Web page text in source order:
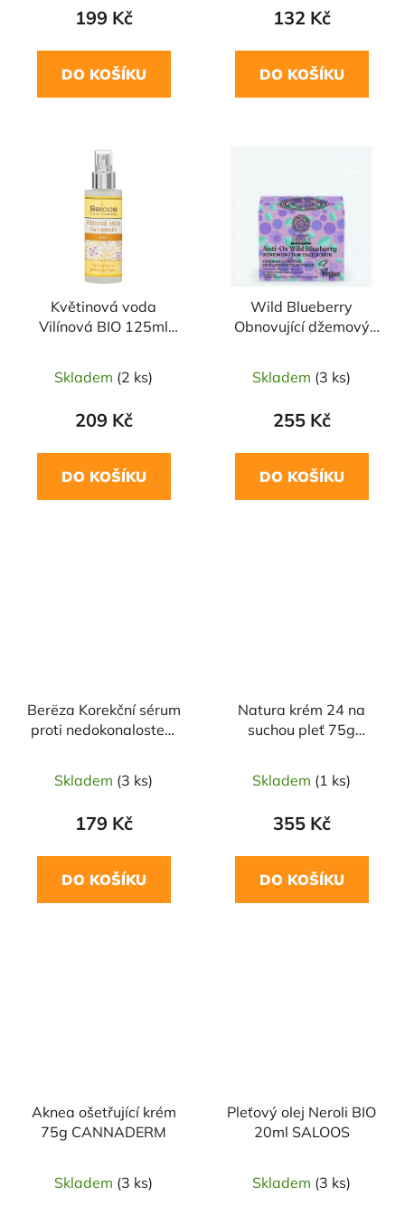
199 Kč
DO KOŠÍKU
132 Kč
DO KOŠÍKU
Květinová voda
Vilínová BIO 125ml
Skladem (2 ks)
209 Kč
DO KOŠÍKU
Wild Blueberry
Obnovující džemový
Skladem (3 ks)
255 Kč
DO KOŠÍKU
Berёza Korekční sérum
proti nedokonalostem
Skladem (3 ks)
179 Kč
DO KOŠÍKU
Natura krém 24 na
suchou pleť 75g
Skladem (1 ks)
355 Kč
DO KOŠÍKU
Aknea ošetřující krém
75g CANNADERM
Skladem (3 ks)
Pleťový olej Neroli BIO
20ml SALOOS
Skladem (3 ks)